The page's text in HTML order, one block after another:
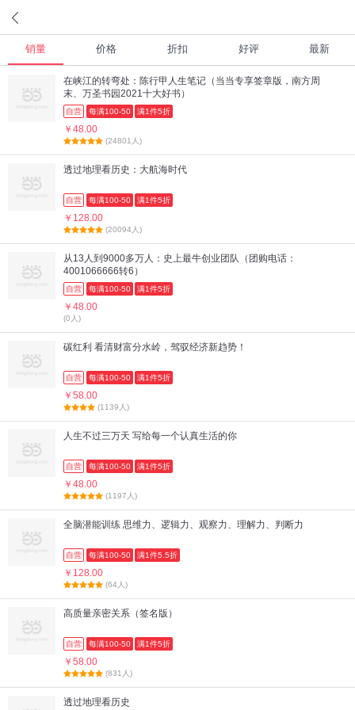
销量 价格 折扣 好评 最新
在峡江的转弯处：陈行甲人生笔记（当当专享签章版，南方周
末、万圣书园2021十大好书）
自营 每满100-50 满1件5折
￥48.00
(24801人)
透过地理看历史：大航海时代
自营 每满100-50 满1件5折
￥128.00
(20094人)
从13人到9000多万人：史上最牛创业团队（团购电话：
4001066666转6）
自营 每满100-50 满1件5折
￥48.00
(0人)
碳红利 看清财富分水岭，驾驭经济新趋势！
自营 每满100-50 满1件5折
￥58.00
(1139人)
人生不过三万天 写给每一个认真生活的你
自营 每满100-50 满1件5折
￥48.00
(1197人)
全脑潜能训练 思维力、逻辑力、观察力、理解力、判断力
自营 每满100-50 满1件5.5折
￥128.00
(64人)
高质量亲密关系（签名版）
自营 每满100-50 满1件5折
￥58.00
(831人)
透过地理看历史